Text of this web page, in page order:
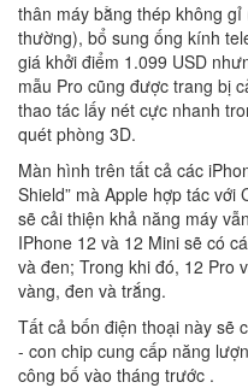
thân máy bằng thép không
thường), bổ sung ống kính
giá khởi điểm 1.099 USD
mẫu Pro cũng được trang bị
thao tác lấy nét cực nhanh
quét phòng 3D.
Màn hình trên tất cả các
Shield” mà Apple hợp tác
sẽ cải thiện khả năng máy
IPhone 12 và 12 Mini sẽ có
và đen; Trong khi đó, 12 Pro
vàng, đen và trắng.
Tất cả bốn điện thoại này sẽ
- con chip cung cấp năng
công bố vào tháng trước .